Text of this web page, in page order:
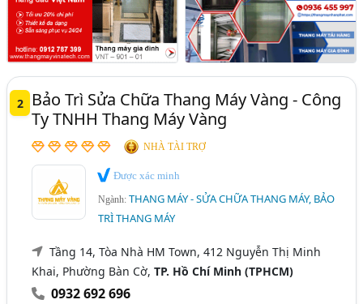
2
Bảo Trì Sửa Chữa Thang Máy Vàng - Công
Ty TNHH Thang Máy Vàng
NHÀ TÀI TRỢ
Được xác minh
Ngành:THANG MÁY - SỬA CHỮA THANG MÁY, BẢO
TRÌ THANG MÁY
Tầng 14, Tòa Nhà HM Town, 412 Nguyễn Thị Minh
Khai, Phường Bàn Cờ,TP. Hồ Chí Minh (TPHCM)
0932 692 696